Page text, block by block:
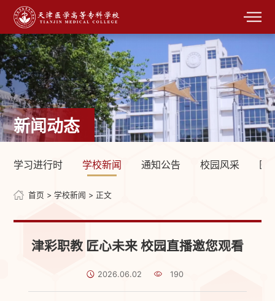
新闻动态
学习进行时 学校新闻 通知公告 校园风采 医
首页 >学校新闻 > 正文
津彩职教 匠心未来 校园直播邀您观看
2026.06.02 190